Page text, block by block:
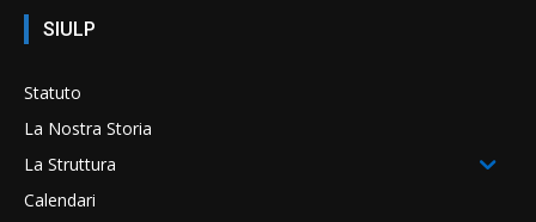
SIULP
Statuto
La Nostra Storia
La Struttura
Calendari